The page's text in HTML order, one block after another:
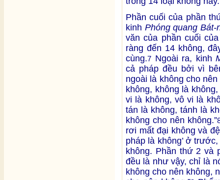
Phần cuối của phần
kinh Phóng quang Bát-
văn của phần cuối
ràng đến 14 không,
cùng.7 Ngoài ra, kinh
cả pháp đều bởi vì
ngoài là không cho
không, không là
vi là không, vô vi là
tán là không, tánh là
không cho nên không.”
rơi mất đại không và
pháp là không’ ở
không. Phần thứ 2 và
đều là như vậy, chỉ là
không cho nên không,